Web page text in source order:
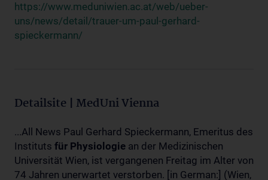
https://www.meduniwien.ac.at/web/ueber-
uns/news/detail/trauer-um-paul-gerhard-
spieckermann/
Detailsite | MedUni Vienna
...All News Paul Gerhard Spieckermann, Emeritus des
Instituts für Physiologie an der Medizinischen
Universität Wien, ist vergangenen Freitag im Alter von
74 Jahren unerwartet verstorben. [in German:] (Wien,